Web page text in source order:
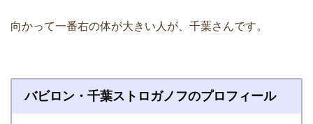
向かって一番右の体が大きい人が、千葉さんです。
バビロン・千葉ストロガノフのプロフィール